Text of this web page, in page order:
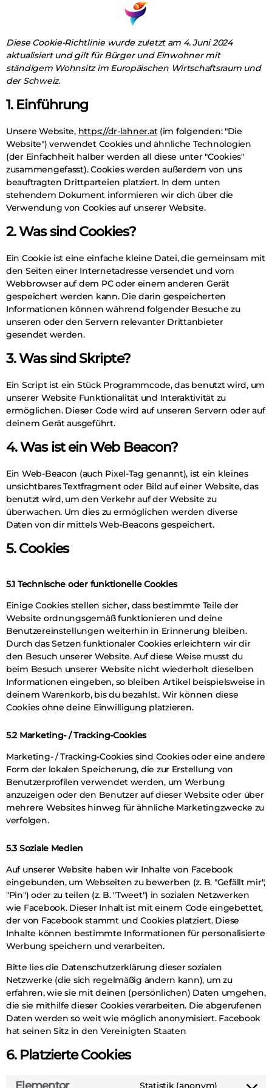
Diese Cookie-Richtlinie wurde zuletzt am 4. Juni 2024
aktualisiert und gilt für Bürger und Einwohner mit
ständigem Wohnsitz im Europäischen Wirtschaftsraum und
der Schweiz.
1. Einführung
Unsere Website, https://dr-lahner.at(im folgenden: "Die
Website") verwendet Cookies und ähnliche Technologien
(der Einfachheit halber werden all diese unter "Cookies"
zusammengefasst). Cookies werden außerdem von uns
beauftragten Drittparteien platziert. In dem unten
stehendem Dokument informieren wir dich über die
Verwendung von Cookies auf unserer Website.
2. Was sind Cookies?
Ein Cookie ist eine einfache kleine Datei, die gemeinsam mit
den Seiten einer Internetadresse versendet und vom
Webbrowser auf dem PC oder einem anderen Gerät
gespeichert werden kann. Die darin gespeicherten
Informationen können während folgender Besuche zu
unseren oder den Servern relevanter Drittanbieter
gesendet werden.
3. Was sind Skripte?
Ein Script ist ein Stück Programmcode, das benutzt wird, um
unserer Website Funktionalität und Interaktivität zu
ermöglichen. Dieser Code wird auf unseren Servern oder auf
deinem Gerät ausgeführt.
4. Was ist ein Web Beacon?
Ein Web-Beacon (auch Pixel-Tag genannt), ist ein kleines
unsichtbares Textfragment oder Bild auf einer Website, das
benutzt wird, um den Verkehr auf der Website zu
überwachen. Um dies zu ermöglichen werden diverse
Daten von dir mittels Web-Beacons gespeichert.
5. Cookies
5.1 Technische oder funktionelle Cookies
Einige Cookies stellen sicher, dass bestimmte Teile der
Website ordnungsgemäß funktionieren und deine
Benutzereinstellungen weiterhin in Erinnerung bleiben.
Durch das Setzen funktionaler Cookies erleichtern wir dir
den Besuch unserer Website. Auf diese Weise musst du
beim Besuch unserer Website nicht wiederholt dieselben
Informationen eingeben, so bleiben Artikel beispielsweise in
deinem Warenkorb, bis du bezahlst. Wir können diese
Cookies ohne deine Einwilligung platzieren.
5.2 Marketing- / Tracking-Cookies
Marketing- / Tracking-Cookies sind Cookies oder eine andere
Form der lokalen Speicherung, die zur Erstellung von
Benutzerprofilen verwendet werden, um Werbung
anzuzeigen oder den Benutzer auf dieser Website oder über
mehrere Websites hinweg für ähnliche Marketingzwecke zu
verfolgen.
5.3 Soziale Medien
Auf unserer Website haben wir Inhalte von Facebook
eingebunden, um Webseiten zu bewerben (z. B. "Gefällt mir",
"Pin") oder zu teilen (z. B. "Tweet") in sozialen Netzwerken
wie Facebook. Dieser Inhalt ist mit einem Code eingebettet,
der von Facebook stammt und Cookies platziert. Diese
Inhalte können bestimmte Informationen für personalisierte
Werbung speichern und verarbeiten.
Bitte lies die Datenschutzerklärung dieser sozialen
Netzwerke (die sich regelmäßig ändern kann), um zu
erfahren, wie sie mit deinen (persönlichen) Daten umgehen,
die sie mithilfe dieser Cookies verarbeiten. Die abgerufenen
Daten werden so weit wie möglich anonymisiert. Facebook
hat seinen Sitz in den Vereinigten Staaten
6. Platzierte Cookies
Statistik (anonym)